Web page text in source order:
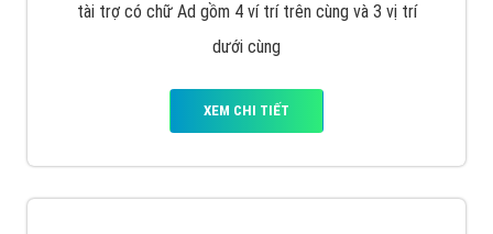
tài trợ có chữ Ad gồm 4 ví trí trên cùng và 3 vị trí
dưới cùng
XEM CHI TIẾT